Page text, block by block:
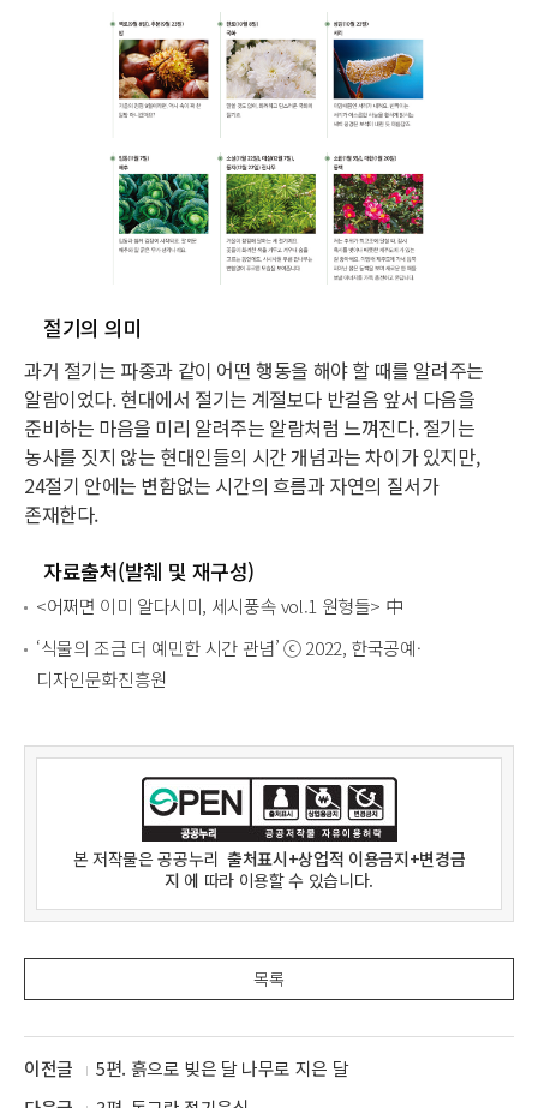
절기의 의미
과거 절기는 파종과 같이 어떤 행동을 해야 할 때를 알려주는
알람이었다. 현대에서 절기는 계절보다 반걸음 앞서 다음을
준비하는 마음을 미리 알려주는 알람처럼 느껴진다. 절기는
농사를 짓지 않는 현대인들의 시간 개념과는 차이가 있지만,
24절기 안에는 변함없는 시간의 흐름과 자연의 질서가
존재한다.
자료출처(발췌 및 재구성)
<어쩌면 이미 알다시미, 세시풍속 vol.1 원형들> 中
‘식물의 조금 더 예민한 시간 관념’ ⓒ 2022, 한국공예·
디자인문화진흥원
본 저작물은공공누리 출처표시+상업적 이용금지+변경금
지 에 따라 이용할 수 있습니다.
목록
이전글
5편. 흙으로 빚은 달 나무로 지은 달